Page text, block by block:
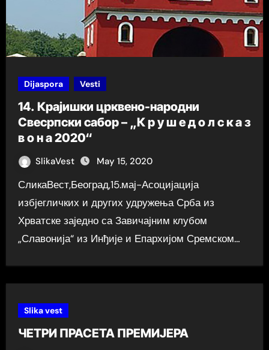
Dijaspora Vesti
14. Крајишки црквено-народни
Свесрпски сабор – „К р у ш е д о л с к а з
в о н а 2020“
SlikaVest May 15, 2020
СликаВест,Београд,15.мај-Асоцијација
избјегличких и других удружења Срба из
Хрватске заједно са Завичајним клубом
„Славонија“ из Инђије и Епархијом Сремском…
Slika vest
ЧЕТРИ ПРАСЕТА ПРЕМИЈЕРА